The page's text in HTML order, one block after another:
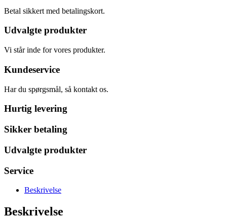
Betal sikkert med betalingskort.
Udvalgte produkter
Vi står inde for vores produkter.
Kundeservice
Har du spørgsmål, så kontakt os.
Hurtig levering
Sikker betaling
Udvalgte produkter
Service
Beskrivelse
Beskrivelse